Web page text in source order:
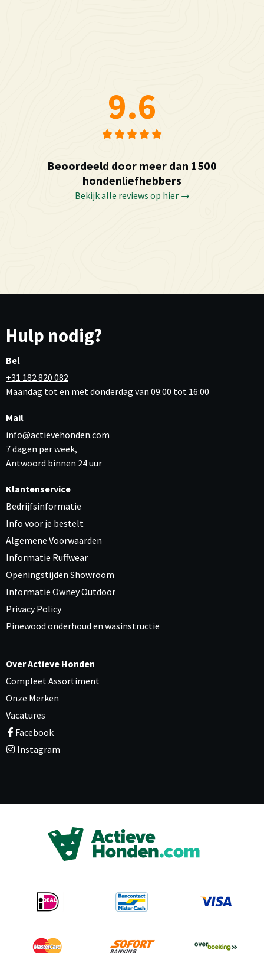
9.6
Beoordeeld door meer dan 1500
hondenliefhebbers
Bekijk alle reviews op hier →
Hulp nodig?
Bel
+31 182 820 082
Maandag tot en met donderdag van 09:00 tot 16:00
Mail
info@actievehonden.com
7 dagen per week,
Antwoord binnen 24 uur
Klantenservice
Bedrijfsinformatie
Info voor je bestelt
Algemene Voorwaarden
Informatie Ruffwear
Openingstijden Showroom
Informatie Owney Outdoor
Privacy Policy
Pinewood onderhoud en wasinstructie
Over Actieve Honden
Compleet Assortiment
Onze Merken
Vacatures
Facebook
Instagram